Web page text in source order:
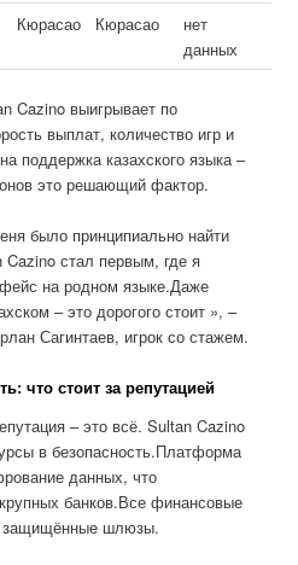
Кюрасао Кюрасао
нет
данных
Cazino выигрывает по
выплат, количество игр и
поддержка казахского языка –
это решающий фактор.
было принципиально найти
Cazino стал первым, где я
на родном языке.Даже
– это дорогого стоит », –
Сагинтаев, игрок со стажем.
что стоит за репутацией
– это всё. Sultan Cazino
в безопасность.Платформа
данных, что
банков.Все финансовые
защищённые шлюзы.